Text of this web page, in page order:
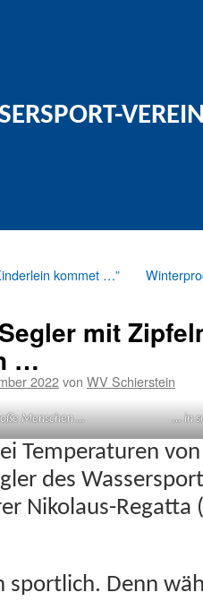
kommet …”
mit
…
2022von WV Schierstein
Menschen … … in
Tem­per­a­turen
des
Niko­laus-Regat­ta
sportlich. Denn